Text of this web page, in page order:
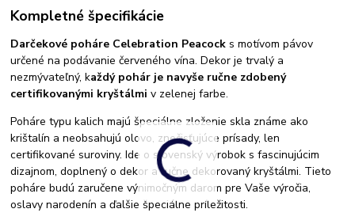
Kompletné špecifikácie
Darčekové poháre Celebration Peacocks motívom pávov
určené na podávanie červeného vína. Dekor je trvalý a
nezmývateľný, každý pohár je navyše ručne zdobený
certifikovanými kryštálmiv zelenej farbe.
Poháre typu kalich majú špeciálne zloženie skla známe ako
krištalín a neobsahujú olovo, znečisťujúce prísady, len
certifikované suroviny. Ide o slovenský výrobok s fascinujúcim
dizajnom, doplnený o dekor a ručne dekorovaný kryštálmi. Tieto
poháre budú zaručene výnimočným darom pre Vaše výročia,
oslavy narodenín a ďalšie špeciálne príležitosti.